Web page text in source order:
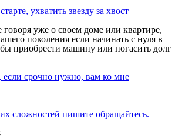
ухватить звезду за хвост
уже о своем доме или квартире,
поколения если начинать с нуля в
приобрести машину или погасить долг
срочно нужно, вам ко мне
сложностей пишите обращайтесь.